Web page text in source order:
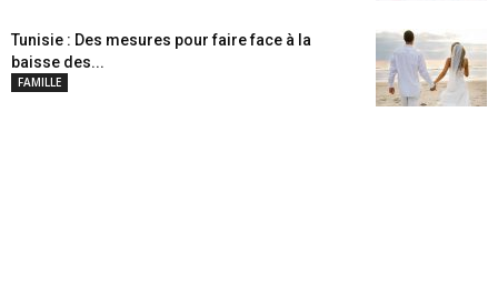
Tunisie : Des mesures pour faire face à la
baisse des...
FAMILLE